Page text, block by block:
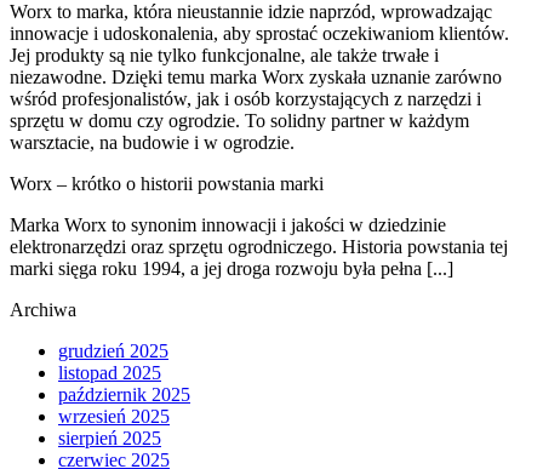
Worx to marka, która nieustannie idzie naprzód, wprowadzając
innowacje i udoskonalenia, aby sprostać oczekiwaniom klientów.
Jej produkty są nie tylko funkcjonalne, ale także trwałe i
niezawodne. Dzięki temu marka Worx zyskała uznanie zarówno
wśród profesjonalistów, jak i osób korzystających z narzędzi i
sprzętu w domu czy ogrodzie. To solidny partner w każdym
warsztacie, na budowie i w ogrodzie.
Worx – krótko o historii powstania marki
Marka Worx to synonim innowacji i jakości w dziedzinie
elektronarzędzi oraz sprzętu ogrodniczego. Historia powstania tej
marki sięga roku 1994, a jej droga rozwoju była pełna [...]
Archiwa
grudzień 2025
listopad 2025
październik 2025
wrzesień 2025
sierpień 2025
czerwiec 2025